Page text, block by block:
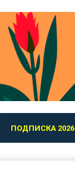
ПОДПИСКА 2026